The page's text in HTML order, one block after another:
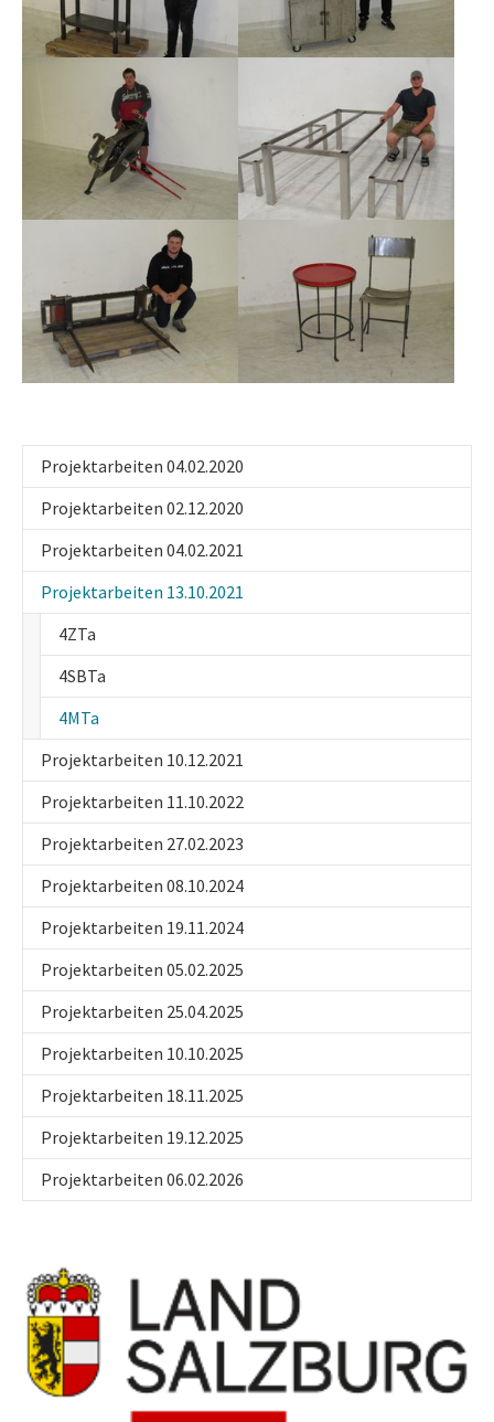
Projektarbeiten 04.02.2020
Projektarbeiten 02.12.2020
Projektarbeiten 04.02.2021
Projektarbeiten 13.10.2021
4ZTa
4SBTa
4MTa
Projektarbeiten 10.12.2021
Projektarbeiten 11.10.2022
Projektarbeiten 27.02.2023
Projektarbeiten 08.10.2024
Projektarbeiten 19.11.2024
Projektarbeiten 05.02.2025
Projektarbeiten 25.04.2025
Projektarbeiten 10.10.2025
Projektarbeiten 18.11.2025
Projektarbeiten 19.12.2025
Projektarbeiten 06.02.2026